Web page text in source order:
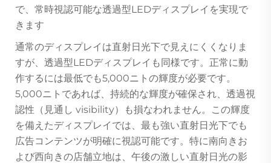
で、常時視認可能な透過型LEDディスプレイを実現で
きます
通常のディスプレイは直射日光下で見えにくくなりま
すが、透過型LEDディスプレイも同様です。正常に動
作するには最低でも5,000ニトの輝度が必要です。
5,000ニトであれば、持続的な輝度が確保され、透過視
認性（見通し visibility）も損なわれません。この輝度
を備えたディスプレイでは、最も強い直射日光下でも
広告コンテンツが明確に視認可能です。特に南向きお
よび西向きの店舗立地は、午後の激しい直射日光の影